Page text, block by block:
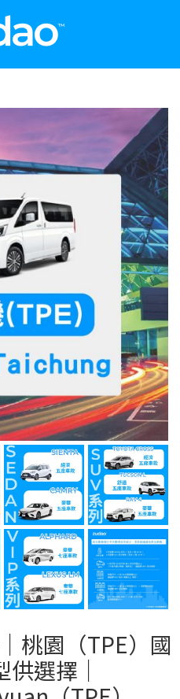
桃園（TPE）國
選擇｜